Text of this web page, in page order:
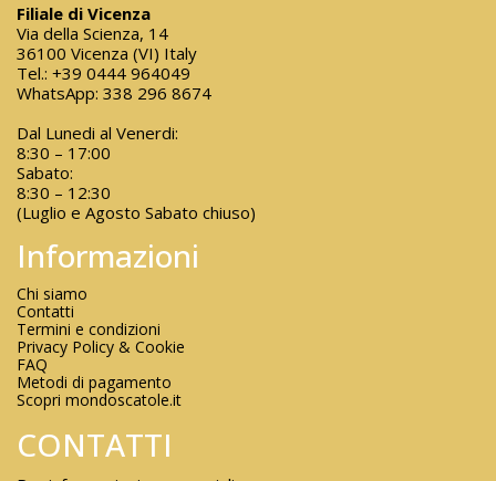
Filiale di Vicenza
Via della Scienza, 14
36100 Vicenza (VI) Italy
Tel.: +39 0444 964049
WhatsApp: 338 296 8674
Dal Lunedi al Venerdi:
8:30 – 17:00
Sabato:
8:30 – 12:30
(Luglio e Agosto Sabato chiuso)
Informazioni
Chi siamo
Contatti
Termini e condizioni
Privacy Policy & Cookie
FAQ
Metodi di pagamento
Scopri mondoscatole.it
CONTATTI